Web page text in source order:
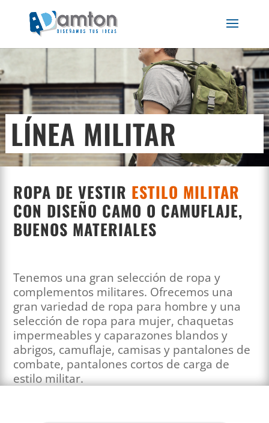
LÍNEA MILITAR
ROPA DE VESTIR ESTILO MILITAR
CON DISEÑO CAMO O CAMUFLAJE,
BUENOS MATERIALES
Tenemos una gran selección de ropa y
complementos militares. Ofrecemos una
gran variedad de ropa para hombre y una
selección de ropa para mujer, chaquetas
impermeables y caparazones blandos y
abrigos, camuflaje, camisas y pantalones de
combate, pantalones cortos de carga de
estilo militar.